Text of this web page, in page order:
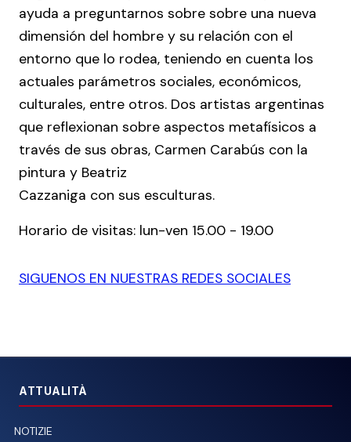
ayuda a preguntarnos sobre sobre una nueva
dimensión del hombre y su relación con el
entorno que lo rodea, teniendo en cuenta los
actuales parámetros sociales, económicos,
culturales, entre otros. Dos artistas argentinas
que reflexionan sobre aspectos metafísicos a
través de sus obras, Carmen Carabús con la
pintura y Beatriz
Cazzaniga con sus esculturas.
Horario de visitas: lun-ven 15.00 - 19.00
SIGUENOS EN NUESTRAS REDES SOCIALES
ATTUALITÀ
NOTIZIE